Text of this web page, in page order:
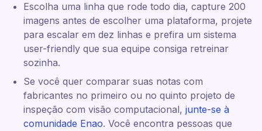
Escolha uma linha que rode todo dia, capture 200
imagens antes de escolher uma plataforma, projete
para escalar em dez linhas e prefira um sistema
user-friendly que sua equipe consiga retreinar
sozinha.
Se você quer comparar suas notas com
fabricantes no primeiro ou no quinto projeto de
inspeção com visão computacional, junte-se à
comunidade Enao. Você encontra pessoas que